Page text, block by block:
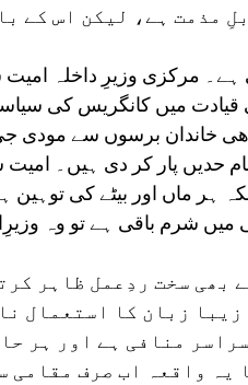
مذمت ہے، لیکن اس کے
مرکزی وزیرِ داخلہ امیت
قیادت میں کانگریس کی
خاندان برسوں سے
حدیں پار کر دی ہیں۔
میں شرم باقی ہے تو وہ
سخت ردِعمل ظاہر
زبان کا استعمال
منافی ہے اور ہر
واقعہ اب صرف مقامی